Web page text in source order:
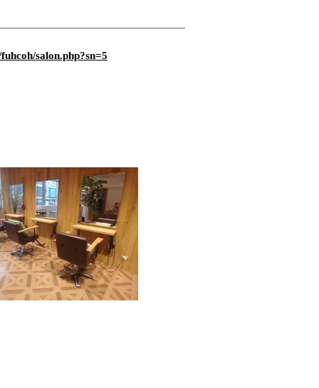
salon.php?sn=5